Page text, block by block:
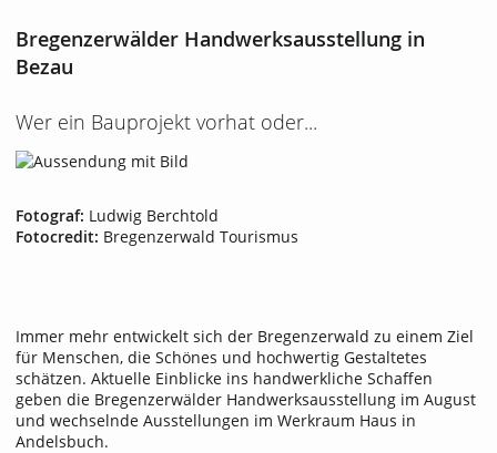
Bregenzerwälder Handwerksausstellung in
Bezau
Wer ein Bauprojekt vorhat oder...
Fotograf: Ludwig Berchtold
Fotocredit: Bregenzerwald Tourismus
Immer mehr entwickelt sich der Bregenzerwald zu einem Ziel
für Menschen, die Schönes und hochwertig Gestaltetes
schätzen. Aktuelle Einblicke ins handwerkliche Schaffen
geben die Bregenzerwälder Handwerksausstellung im August
und wechselnde Ausstellungen im Werkraum Haus in
Andelsbuch.